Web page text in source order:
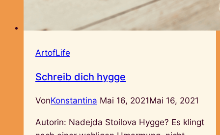
ArtofLife
Schreib dich hygge
VonKonstantina Mai 16, 2021Mai 16, 2021
Autorin: Nadejda Stoilova Hygge? Es klingt